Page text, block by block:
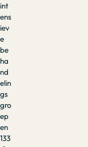
int
ens
iev
e
be
ha
nd
elin
gs
gro
ep
en
133